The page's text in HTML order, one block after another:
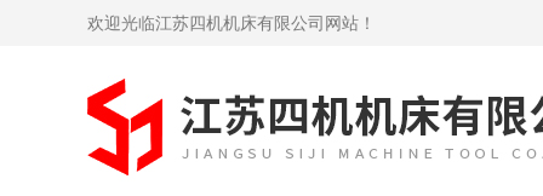
欢迎光临江苏四机机床有限公司网站！